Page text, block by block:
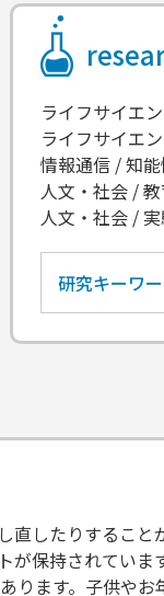
ライフサイエ
ライフサイエ
情報通信 / 知
人文・社会 /
人文・社会 /
研究キーワ
したりするこ
保持されてい
ます。子供や